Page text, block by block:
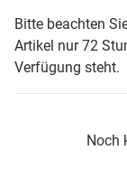
Bitte beachten
Artikel nur 72
Verfügung steht.
Noch